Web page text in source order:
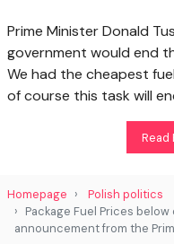
Prime Minister Donald
government would end
We had the cheapest
of course this task will
Read
Homepage
Polish politics
Package Fuel Prices
announcement from the